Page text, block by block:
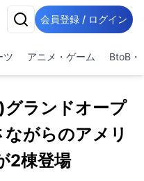
会員登録 / ログイン
ツ アニメ・ゲーム BtoB・
ランドオープ
がらのアメリ
2棟登場